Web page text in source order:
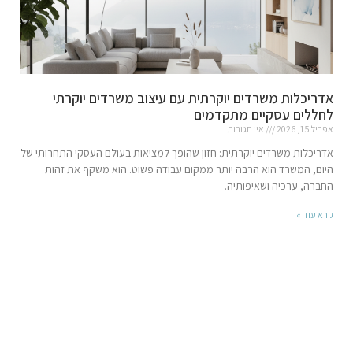
אדריכלות משרדים יוקרתית עם עיצוב משרדים יוקרתי
לחללים עסקיים מתקדמים
אפריל 15, 2026 אין תגובות
אדריכלות משרדים יוקרתית: חזון שהופך למציאות בעולם העסקי התחרותי של
היום, המשרד הוא הרבה יותר ממקום עבודה פשוט. הוא משקף את זהות
החברה, ערכיה ושאיפותיה.
קרא עוד »